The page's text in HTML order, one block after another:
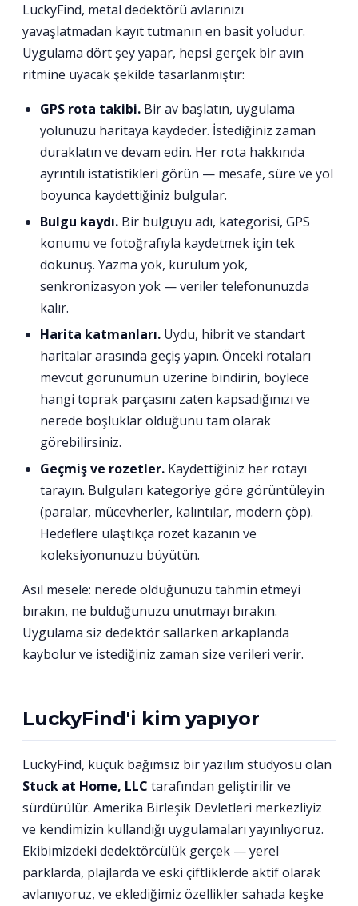
LuckyFind, metal dedektörü avlarınızı
yavaşlatmadan kayıt tutmanın en basit yoludur.
Uygulama dört şey yapar, hepsi gerçek bir avın
ritmine uyacak şekilde tasarlanmıştır:
GPS rota takibi. Bir av başlatın, uygulama
yolunuzu haritaya kaydeder. İstediğiniz zaman
duraklatın ve devam edin. Her rota hakkında
ayrıntılı istatistikleri görün — mesafe, süre ve yol
boyunca kaydettiğiniz bulgular.
Bulgu kaydı. Bir bulguyu adı, kategorisi, GPS
konumu ve fotoğrafıyla kaydetmek için tek
dokunuş. Yazma yok, kurulum yok,
senkronizasyon yok — veriler telefonunuzda
kalır.
Harita katmanları. Uydu, hibrit ve standart
haritalar arasında geçiş yapın. Önceki rotaları
mevcut görünümün üzerine bindirin, böylece
hangi toprak parçasını zaten kapsadığınızı ve
nerede boşluklar olduğunu tam olarak
görebilirsiniz.
Geçmiş ve rozetler. Kaydettiğiniz her rotayı
tarayın. Bulguları kategoriye göre görüntüleyin
(paralar, mücevherler, kalıntılar, modern çöp).
Hedeflere ulaştıkça rozet kazanın ve
koleksiyonunuzu büyütün.
Asıl mesele: nerede olduğunuzu tahmin etmeyi
bırakın, ne bulduğunuzu unutmayı bırakın.
Uygulama siz dedektör sallarken arkaplanda
kaybolur ve istediğiniz zaman size verileri verir.
LuckyFind'i kim yapıyor
LuckyFind, küçük bağımsız bir yazılım stüdyosu olan
Stuck at Home, LLC tarafından geliştirilir ve
sürdürülür. Amerika Birleşik Devletleri merkezliyiz
ve kendimizin kullandığı uygulamaları yayınlıyoruz.
Ekibimizdeki dedektörcülük gerçek — yerel
parklarda, plajlarda ve eski çiftliklerde aktif olarak
avlanıyoruz, ve eklediğimiz özellikler sahada keşke